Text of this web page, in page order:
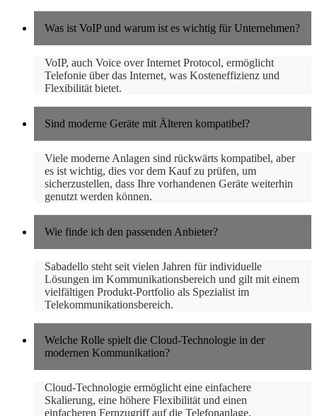
Was ist VoIP und warum ist es wichtig für Unternehmen?
VoIP, auch Voice over Internet Protocol, ermöglicht
Telefonie über das Internet, was Kosteneffizienz und
Flexibilität bietet.
Sind moderne Geräte mit Älteren kompatibel?
Viele moderne Anlagen sind rückwärts kompatibel, aber
es ist wichtig, dies vor dem Kauf zu prüfen, um
sicherzustellen, dass Ihre vorhandenen Geräte weiterhin
genutzt werden können.
Wie finde ich den passenden Anbieter?
Sabadello steht seit vielen Jahren für individuelle
Lösungen im Kommunikationsbereich und gilt mit einem
vielfältigen Produkt-Portfolio als Spezialist im
Telekommunikationsbereich.
Welche Rolle spielt die Cloud-Technologie in der
modernen Kommunikation?
Cloud-Technologie ermöglicht eine einfachere
Skalierung, eine höhere Flexibilität und einen
einfacheren Fernzugriff auf die Telefonanlage.